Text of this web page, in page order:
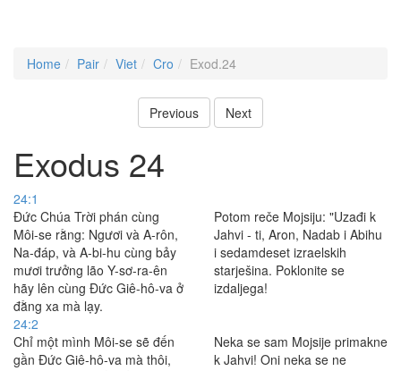
Home Pair Viet Cro Exod.24
Previous Next
Exodus 24
24:1
Ðức Chúa Trời phán cùng
Môi-se rằng: Ngươi và A-rôn,
Na-đáp, và A-bi-hu cùng bảy
mươi trưởng lão Y-sơ-ra-ên
hãy lên cùng Ðức Giê-hô-va ở
đằng xa mà lạy.
Potom reče Mojsiju: "Uzađi k
Jahvi - ti, Aron, Nadab i Abihu
i sedamdeset izraelskih
starješina. Poklonite se
izdaljega!
24:2
Chỉ một mình Môi-se sẽ đến
gần Ðức Giê-hô-va mà thôi,
Neka se sam Mojsije primakne
k Jahvi! Oni neka se ne